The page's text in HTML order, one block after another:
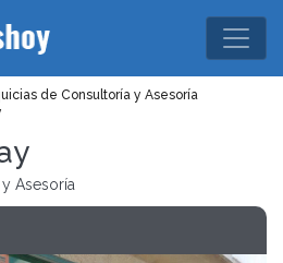
de Consultoría y Asesoría
Asesoría